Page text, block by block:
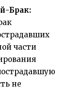
Брак:
части
не